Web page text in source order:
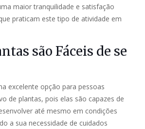
maior tranquilidade e satisfação
praticam este tipo de atividade em
são Fáceis de se
excelente opção para pessoas
de plantas, pois elas são capazes de
até mesmo em condições
a sua necessidade de cuidados